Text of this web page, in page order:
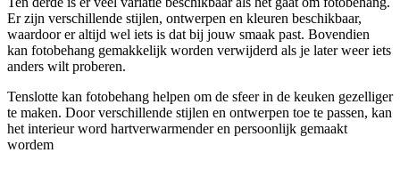
Er zijn verschillende stijlen, ontwerpen en kleuren beschikbaar,
waardoor er altijd wel iets is dat bij jouw smaak past. Bovendien
kan fotobehang gemakkelijk worden verwijderd als je later weer iets
anders wilt proberen.
Tenslotte kan fotobehang helpen om de sfeer in de keuken gezelliger
te maken. Door verschillende stijlen en ontwerpen toe te passen, kan
het interieur word hartverwarmender en persoonlijk gemaakt
wordem